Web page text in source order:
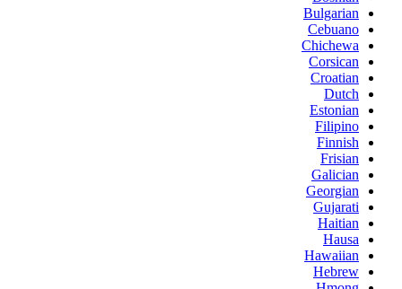
Bulgarian
Cebuano
Chichewa
Corsican
Croatian
Dutch
Estonian
Filipino
Finnish
Frisian
Galician
Georgian
Gujarati
Haitian
Hausa
Hawaiian
Hebrew